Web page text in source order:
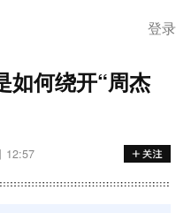
登录
如何绕开“周杰
12:57